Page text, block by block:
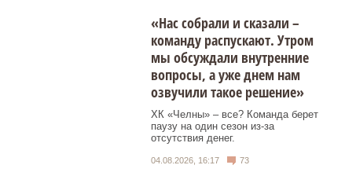
«Нас собрали и сказали –
команду распускают. Утром
мы обсуждали внутренние
вопросы, а уже днем нам
озвучили такое решение»
ХК «Челны» – все? Команда берет
паузу на один сезон из-за
отсутствия денег.
04.08.2026, 16:17 73